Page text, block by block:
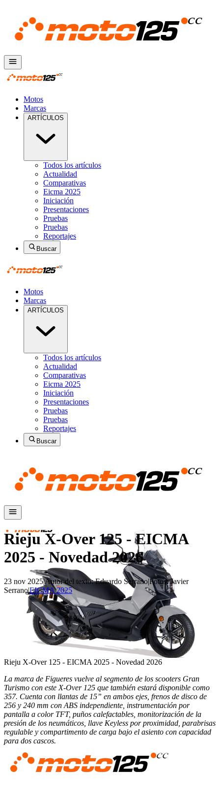
Motos
Marcas
ARTÍCULOS
Todos los artículos
Actualidad
Comparativas
Eicma 2025
Iniciación
Presentaciones
Pruebas
Pruebas
Reportajes
Buscar
Motos
Marcas
ARTÍCULOS
Todos los artículos
Actualidad
Comparativas
Eicma 2025
Iniciación
Presentaciones
Pruebas
Pruebas
Reportajes
Buscar
Rieju X-Over 125 - EICMA
2025 - Novedad 2026
23 nov 2025|Autor del texto: Eduardo Serrano|Fotos: Javier
Serrano|EICMA 2025
Rieju X-Over 125 - EICMA 2025 - Novedad 2026
La marca de Figueres vuelve al segmento de los scooters Gran
Turismo con este X-Over 125 que también estará disponible como
357. Cuenta con llantas de 15” en ambos ejes, frenos de disco de
256 y 240 mm con ABS independiente, instrumentación por
pantalla a color TFT, puños calefactables, monitorización de la
presión de los neumáticos, llave Keyless por proximidad, parabrisas
regulable y compartimento de carga bajo el asiento con capacidad
para dos cascos.